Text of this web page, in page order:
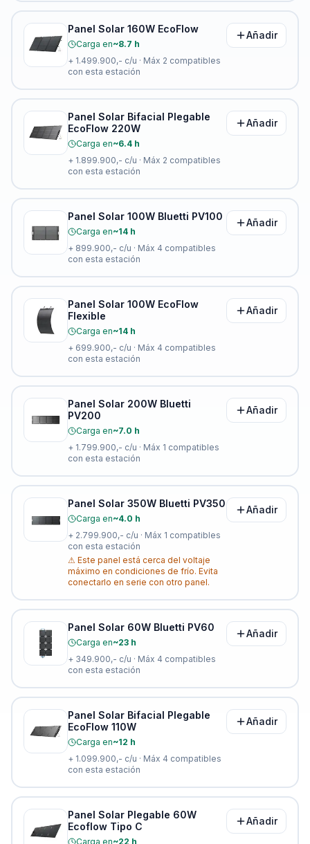
Panel Solar 160W EcoFlow
Carga en~8.7 h
+ 1.499.900,- c/u · Máx 2 compatibles
con esta estación
Añadir
Panel Solar Bifacial Plegable
EcoFlow 220W
Carga en~6.4 h
+ 1.899.900,- c/u · Máx 2 compatibles
con esta estación
Añadir
Panel Solar 100W Bluetti PV100
Carga en~14 h
+ 899.900,- c/u · Máx 4 compatibles
con esta estación
Añadir
Panel Solar 100W EcoFlow
Flexible
Carga en~14 h
+ 699.900,- c/u · Máx 4 compatibles
con esta estación
Añadir
Panel Solar 200W Bluetti
PV200
Carga en~7.0 h
+ 1.799.900,- c/u · Máx 1 compatibles
con esta estación
Añadir
Panel Solar 350W Bluetti PV350
Carga en~4.0 h
+ 2.799.900,- c/u · Máx 1 compatibles
con esta estación
⚠ Este panel está cerca del voltaje
máximo en condiciones de frío. Evita
conectarlo en serie con otro panel.
Añadir
Panel Solar 60W Bluetti PV60
Carga en~23 h
+ 349.900,- c/u · Máx 4 compatibles
con esta estación
Añadir
Panel Solar Bifacial Plegable
EcoFlow 110W
Carga en~12 h
+ 1.099.900,- c/u · Máx 4 compatibles
con esta estación
Añadir
Panel Solar Plegable 60W
Ecoflow Tipo C
Carga en~22 h
Añadir